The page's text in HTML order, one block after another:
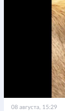
08 августа, 15:29